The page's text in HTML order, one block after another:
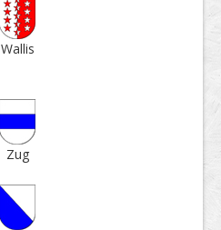
Wallis
Zug